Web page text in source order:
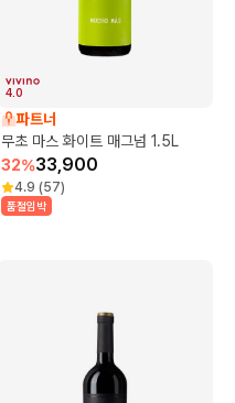
4.0
파트너
무초 마스 화이트 매그넘 1.5L
32%33,900
4.9 (57)
품절임박